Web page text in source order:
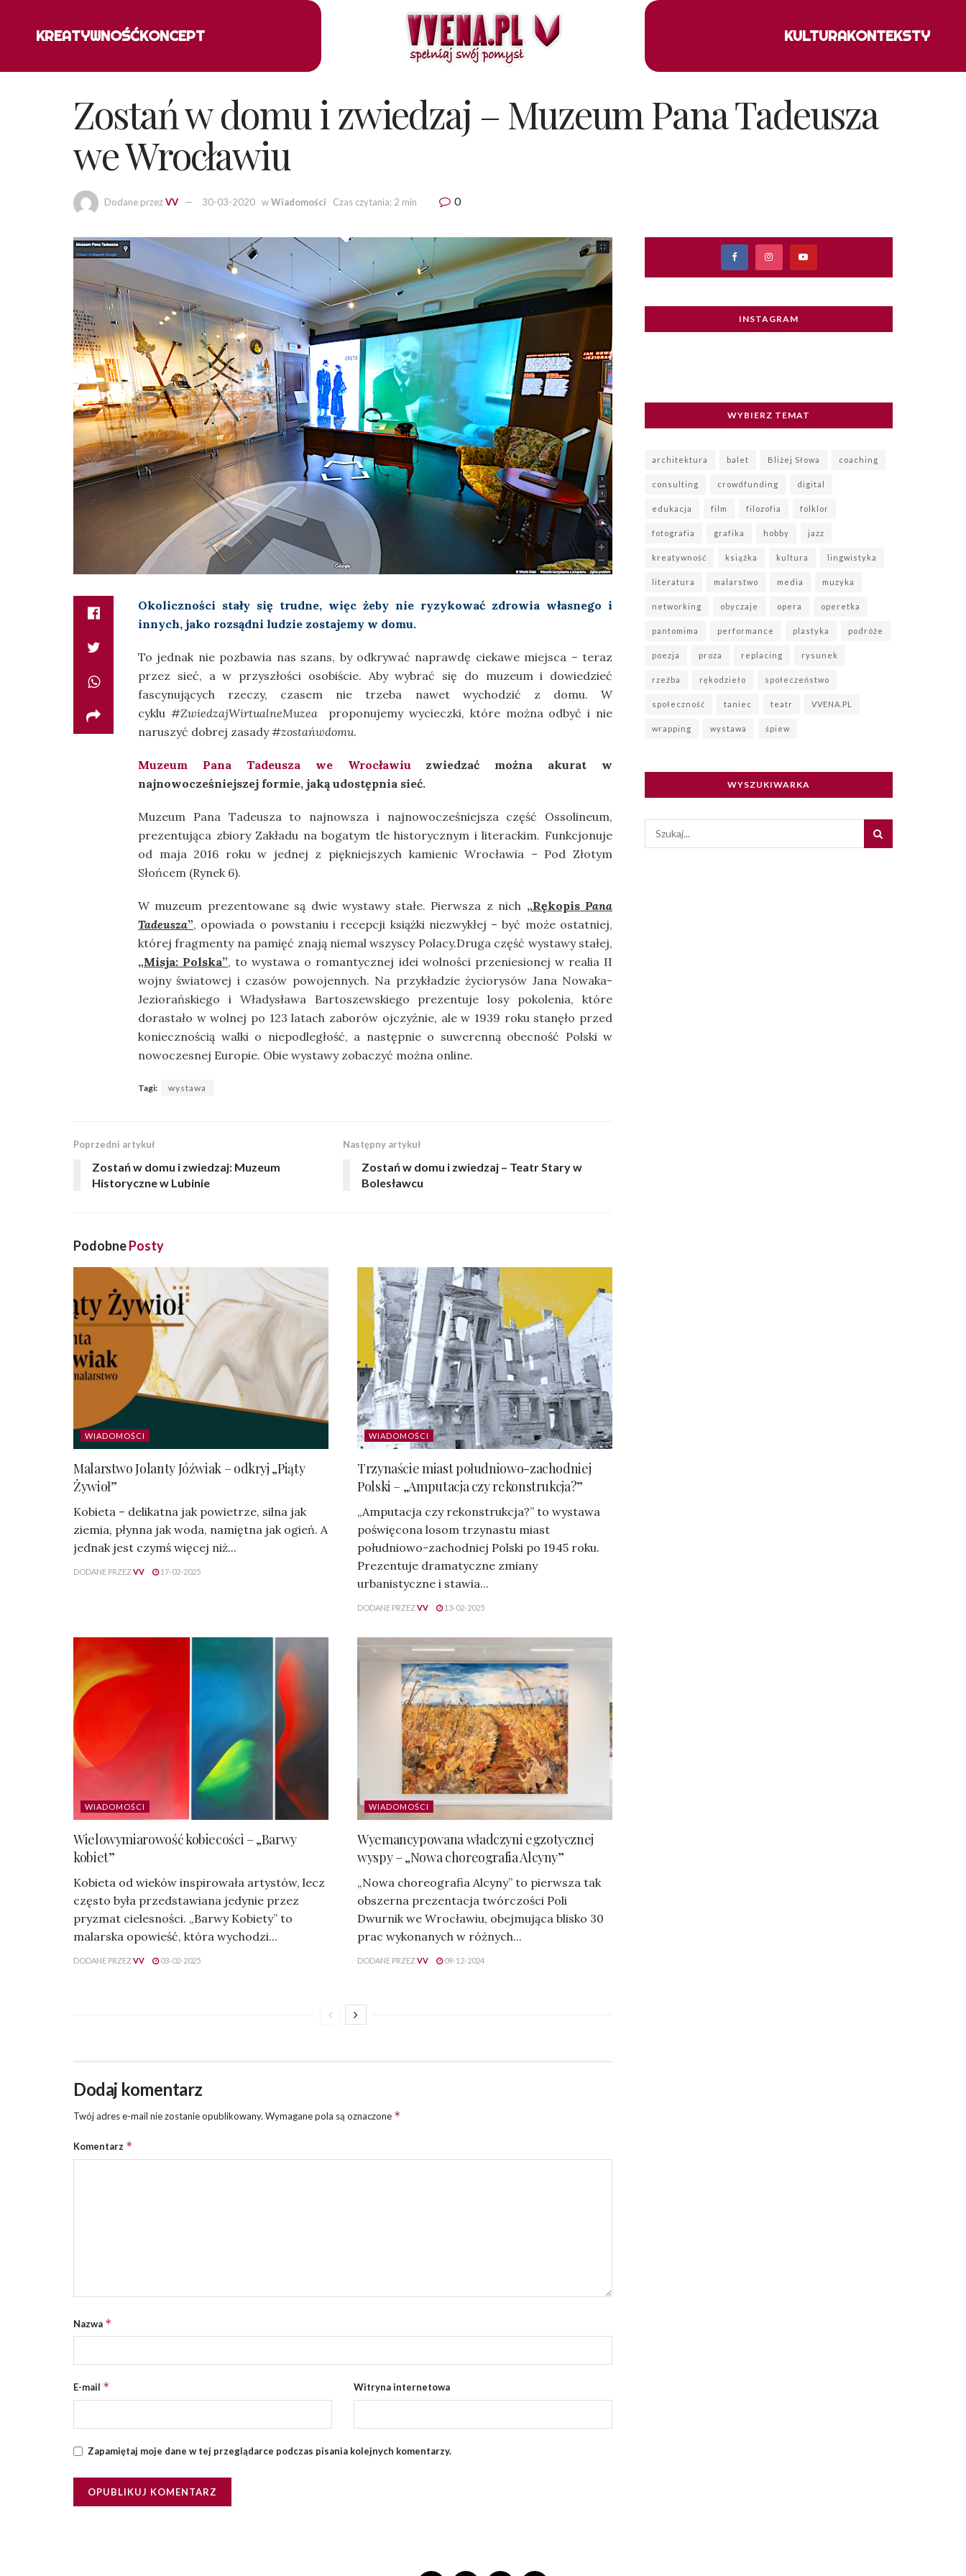
KREATYWNOŚĆKONCEPT KULTURAKONTEKSTY
Zostań w domu i zwiedzaj – Muzeum Pana Tadeusza
we Wrocławiu
Dodane przezVV 30-03-2020 wWiadomości Czas czytania: 2 min 0
Okoliczności stały się trudne, więc żeby nie ryzykować zdrowia własnego i
innych, jako rozsądni ludzie zostajemy w domu.
To jednak nie pozbawia nas szans, by odkrywać naprawdę ciekawe miejsca – teraz
przez sieć, a w przyszłości osobiście. Aby wybrać się do muzeum i dowiedzieć
fascynujących rzeczy, czasem nie trzeba nawet wychodzić z domu. W
cyklu #ZwiedzajWirtualneMuzeaproponujemy wycieczki, które można odbyć i nie
naruszyć dobrej zasady#zostańwdomu.
Muzeum Pana Tadeusza we Wrocławiu zwiedzać można akurat w
najnowocześniejszej formie, jaką udostępnia sieć.
Muzeum Pana Tadeusza to najnowsza i najnowocześniejsza część Ossolineum,
prezentująca zbiory Zakładu na bogatym tle historycznym i literackim. Funkcjonuje
od maja 2016 roku w jednej z piękniejszych kamienic Wrocławia – Pod Złotym
Słońcem (Rynek 6).
W muzeum prezentowane są dwie wystawy stałe. Pierwsza z nich „RękopisPana
Tadeusza”, opowiada o powstaniu i recepcji książki niezwykłej – być może ostatniej,
której fragmenty na pamięć znają niemal wszyscy Polacy.Druga część wystawy stałej,
„Misja: Polska”, to wystawa o romantycznej idei wolności przeniesionej w realia II
wojny światowej i czasów powojennych. Na przykładzie życiorysów Jana Nowaka-
Jeziorańskiego i Władysława Bartoszewskiego prezentuje losy pokolenia, które
dorastało w wolnej po 123 latach zaborów ojczyźnie, ale w 1939 roku stanęło przed
koniecznością walki o niepodległość, a następnie o suwerenną obecność Polski w
nowoczesnej Europie. Obie wystawy zobaczyć można online.
Tagi: wystawa
Poprzedni artykuł
Zostań w domu i zwiedzaj: Muzeum
Historyczne w Lubinie
Następny artykuł
Zostań w domu i zwiedzaj – Teatr Stary w
Bolesławcu
PodobnePosty
WIADOMOŚCI
Malarstwo Jolanty Jóźwiak – odkryj „Piąty
Żywioł”
Kobieta – delikatna jak powietrze, silna jak
ziemia, płynna jak woda, namiętna jak ogień. A
jednak jest czymś więcej niż...
DODANE PRZEZVV 17-02-2025
WIADOMOŚCI
Trzynaście miast południowo-zachodniej
Polski – „Amputacja czy rekonstrukcja?”
„Amputacja czy rekonstrukcja?” to wystawa
poświęcona losom trzynastu miast
południowo-zachodniej Polski po 1945 roku.
Prezentuje dramatyczne zmiany
urbanistyczne i stawia...
DODANE PRZEZVV 13-02-2025
WIADOMOŚCI
Wielowymiarowość kobiecości – „Barwy
kobiet”
Kobieta od wieków inspirowała artystów, lecz
często była przedstawiana jedynie przez
pryzmat cielesności. „Barwy Kobiety” to
malarska opowieść, która wychodzi...
DODANE PRZEZVV 03-02-2025
WIADOMOŚCI
Wyemancypowana władczyni egzotycznej
wyspy – „Nowa choreografia Alcyny”
„Nowa choreografia Alcyny” to pierwsza tak
obszerna prezentacja twórczości Poli
Dwurnik we Wrocławiu, obejmująca blisko 30
prac wykonanych w różnych...
DODANE PRZEZVV 09-12-2024
Dodaj komentarz
Twój adres e-mail nie zostanie opublikowany. Wymagane pola są oznaczone *
Komentarz *
Nazwa *
E-mail * Witryna internetowa
Zapamiętaj moje dane w tej przeglądarce podczas pisania kolejnych komentarzy.
INSTAGRAM
WYBIERZ TEMAT
architektura balet Bliżej Słowa coaching
consulting crowdfunding digital
edukacja film filozofia folklor
fotografia grafika hobby jazz
kreatywność książka kultura lingwistyka
literatura malarstwo media muzyka
networking obyczaje opera operetka
pantomima performance plastyka podróże
poezja proza replacing rysunek
rzeźba rękodzieło społeczeństwo
społeczność taniec teatr VVENA.PL
wrapping wystawa śpiew
WYSZUKIWARKA